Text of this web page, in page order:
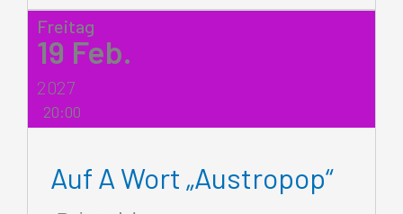
Freitag
19 Feb.
2027
20:00
Auf A Wort „Austropop“